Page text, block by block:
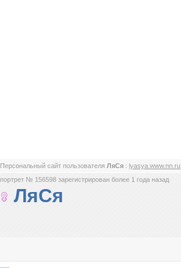
Персональный сайт пользователя ЛяСя : lyasya.www.nn.ru
портрет № 156598 зарегистрирован более 1 года назад
ЛяСя